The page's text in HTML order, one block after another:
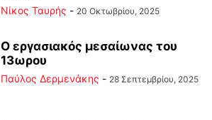
Νίκος Ταυρής - 20 Οκτωβρίου, 2025
Ο εργασιακός μεσαίωνας του
13ωρου
Παύλος Δερμενάκης - 28 Σεπτεμβρίου, 2025